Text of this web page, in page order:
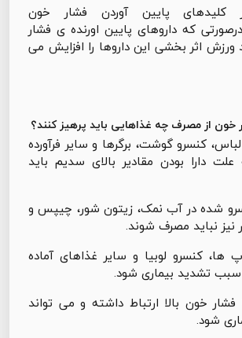
پایین آوردن فشار خون
که داروهای پایین اورنده ی فشار
اثر بخشی این داروها را افزایش می
خون از مصرف چه غذاهایی باید پرهیز کنند؟
کنسرو گوشت، برگرها و سایر فرآورده
دارا بودن مقادیر بالای سدیم باید
شده در آب نمک، زیتون شور، چیپس و
نیز نباید مصرف شوند.
کنسرو لوبیا و سایر غذاهای آماده
تشدید بیماری شود.
خون بالا ارتباط داشته و می تواند
شود.